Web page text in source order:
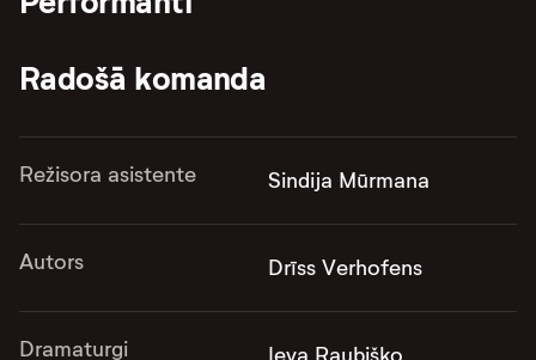
Radošā komanda
Režisora asistente Sindija Mūrmana
Autors Drīss Verhofens
Dramaturgi